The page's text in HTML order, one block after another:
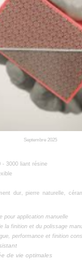
Septembre 2025
- 3000 liant résine
dur, pierre naturelle,
pour application manuelle
la finition et du polissage
performance et finition
de vie optimales